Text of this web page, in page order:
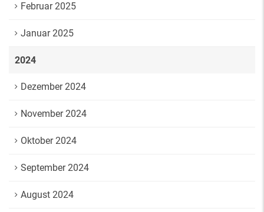
Februar 2025
Januar 2025
2024
Dezember 2024
November 2024
Oktober 2024
September 2024
August 2024